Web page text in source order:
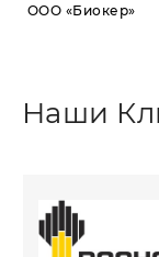
ООО «Биокер»
Наши